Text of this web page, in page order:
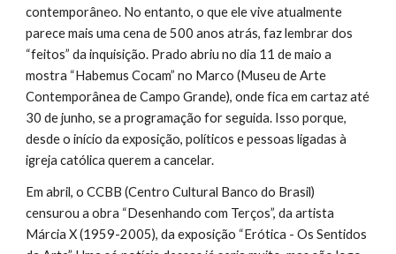
contemporâneo. No entanto, o que ele vive atualmente
parece mais uma cena de 500 anos atrás, faz lembrar dos
“feitos” da inquisição. Prado abriu no dia 11 de maio a
mostra “Habemus Cocam” no Marco (Museu de Arte
Contemporânea de Campo Grande), onde fica em cartaz até
30 de junho, se a programação for seguida. Isso porque,
desde o início da exposição, políticos e pessoas ligadas à
igreja católica querem a cancelar.
Em abril, o CCBB (Centro Cultural Banco do Brasil)
censurou a obra “Desenhando com Terços”, da artista
Márcia X (1959-2005), da exposição “Erótica - Os Sentidos